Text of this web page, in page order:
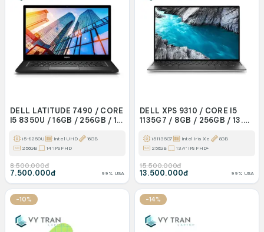
DELL LATITUDE 7490 / CORE
I5 8350U / 16GB / 256GB / 14
i5-8250U Intel UHD
16GB
256GB
14'' IPS FHD
8.500.000đ
7.500.000đ 99% USA
DELL XPS 9310 / CORE I5
1135G7 / 8GB / 256GB / 13.4
i5 1135G7 Intel Iris Xe
8GB
256GB
13.4" IPS FHD+
15.500.000đ
13.500.000đ 99% USA
-10% -14%